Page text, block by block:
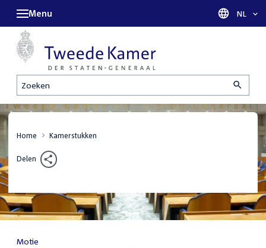
Zoeken
Menu Taal
NL
Home Kamerstukken
Delen
Motie